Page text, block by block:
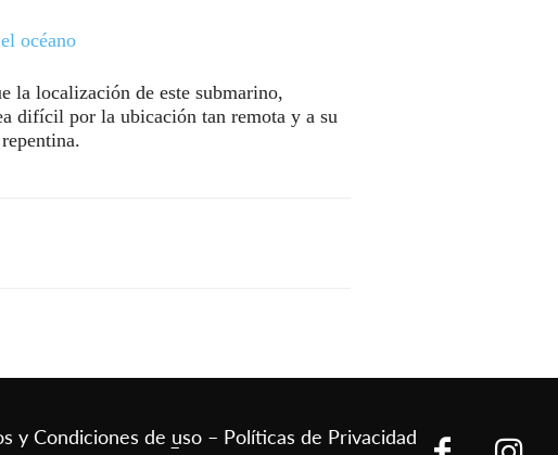
océano
la localización de este submarino,
difícil por la ubicación tan remota y a su
y Condiciones de uso – Políticas de Privacidad
–